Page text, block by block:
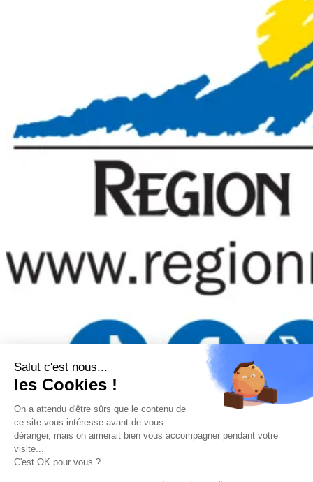
Mentions légales–Politique de confidentialité
des cookies–Remboursements/ Retours – Conditions
générales d’utilisation
“Ce site a été financé à l’aide du FEDER (REACT-UE) dans le
cadre de la réponse de l’Union européenne à la pandémie
COVID-19. L’Europe s’engage à La Réunion”
Salut c'est nous...
les Cookies !
On a attendu d'être sûrs que le contenu de
ce site vous intéresse avant de vous
déranger, mais on aimerait bien vous accompagner pendant votre
visite...
C'est OK pour vous ?